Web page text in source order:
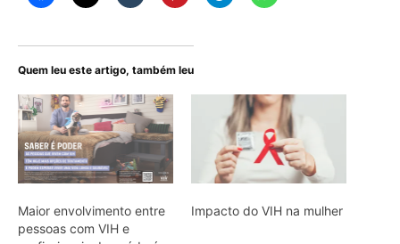
Quem leu este artigo, também leu
Maior envolvimento entre
pessoas com VIH e
Impacto do VIH na mulher